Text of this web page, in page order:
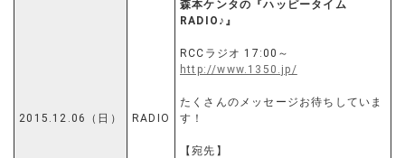
2015.12.06（日） RADIO
森本ケンタの『ハッピータイム
RADIO♪』
RCCラジオ 17:00～
http://www.1350.jp/
たくさんのメッセージお待ちしていま
す！
【宛先】